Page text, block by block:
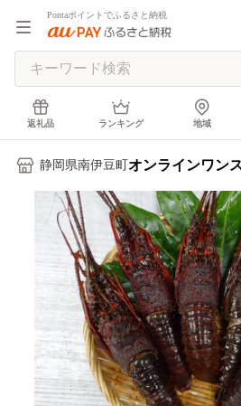
Pontaポイントでふるさと納税
返礼品 ランキング 地域
静岡県南伊豆町 オンラインワン